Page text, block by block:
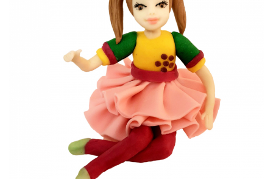
Torturi in frosting- crema pentru
Tortulețe 1.7 kg - 2 kg